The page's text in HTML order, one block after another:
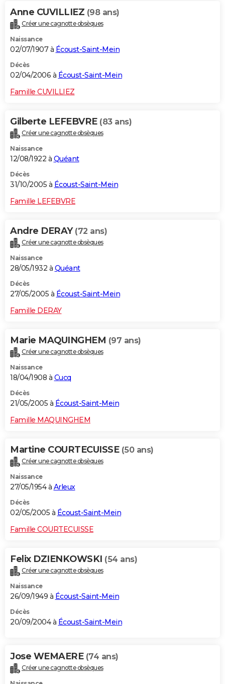
Anne CUVILLIEZ (98 ans)
Créer une cagnotte obsèques
Naissance
02/07/1907 à Écoust-Saint-Mein
Décès
02/04/2006 à Écoust-Saint-Mein
Famille CUVILLIEZ
Gilberte LEFEBVRE (83 ans)
Créer une cagnotte obsèques
Naissance
12/08/1922 à Quéant
Décès
31/10/2005 à Écoust-Saint-Mein
Famille LEFEBVRE
Andre DERAY (72 ans)
Créer une cagnotte obsèques
Naissance
28/05/1932 à Quéant
Décès
27/05/2005 à Écoust-Saint-Mein
Famille DERAY
Marie MAQUINGHEM (97 ans)
Créer une cagnotte obsèques
Naissance
18/04/1908 à Cucq
Décès
21/05/2005 à Écoust-Saint-Mein
Famille MAQUINGHEM
Martine COURTECUISSE (50 ans)
Créer une cagnotte obsèques
Naissance
27/05/1954 à Arleux
Décès
02/05/2005 à Écoust-Saint-Mein
Famille COURTECUISSE
Felix DZIENKOWSKI (54 ans)
Créer une cagnotte obsèques
Naissance
26/09/1949 à Écoust-Saint-Mein
Décès
20/09/2004 à Écoust-Saint-Mein
Jose WEMAERE (74 ans)
Créer une cagnotte obsèques